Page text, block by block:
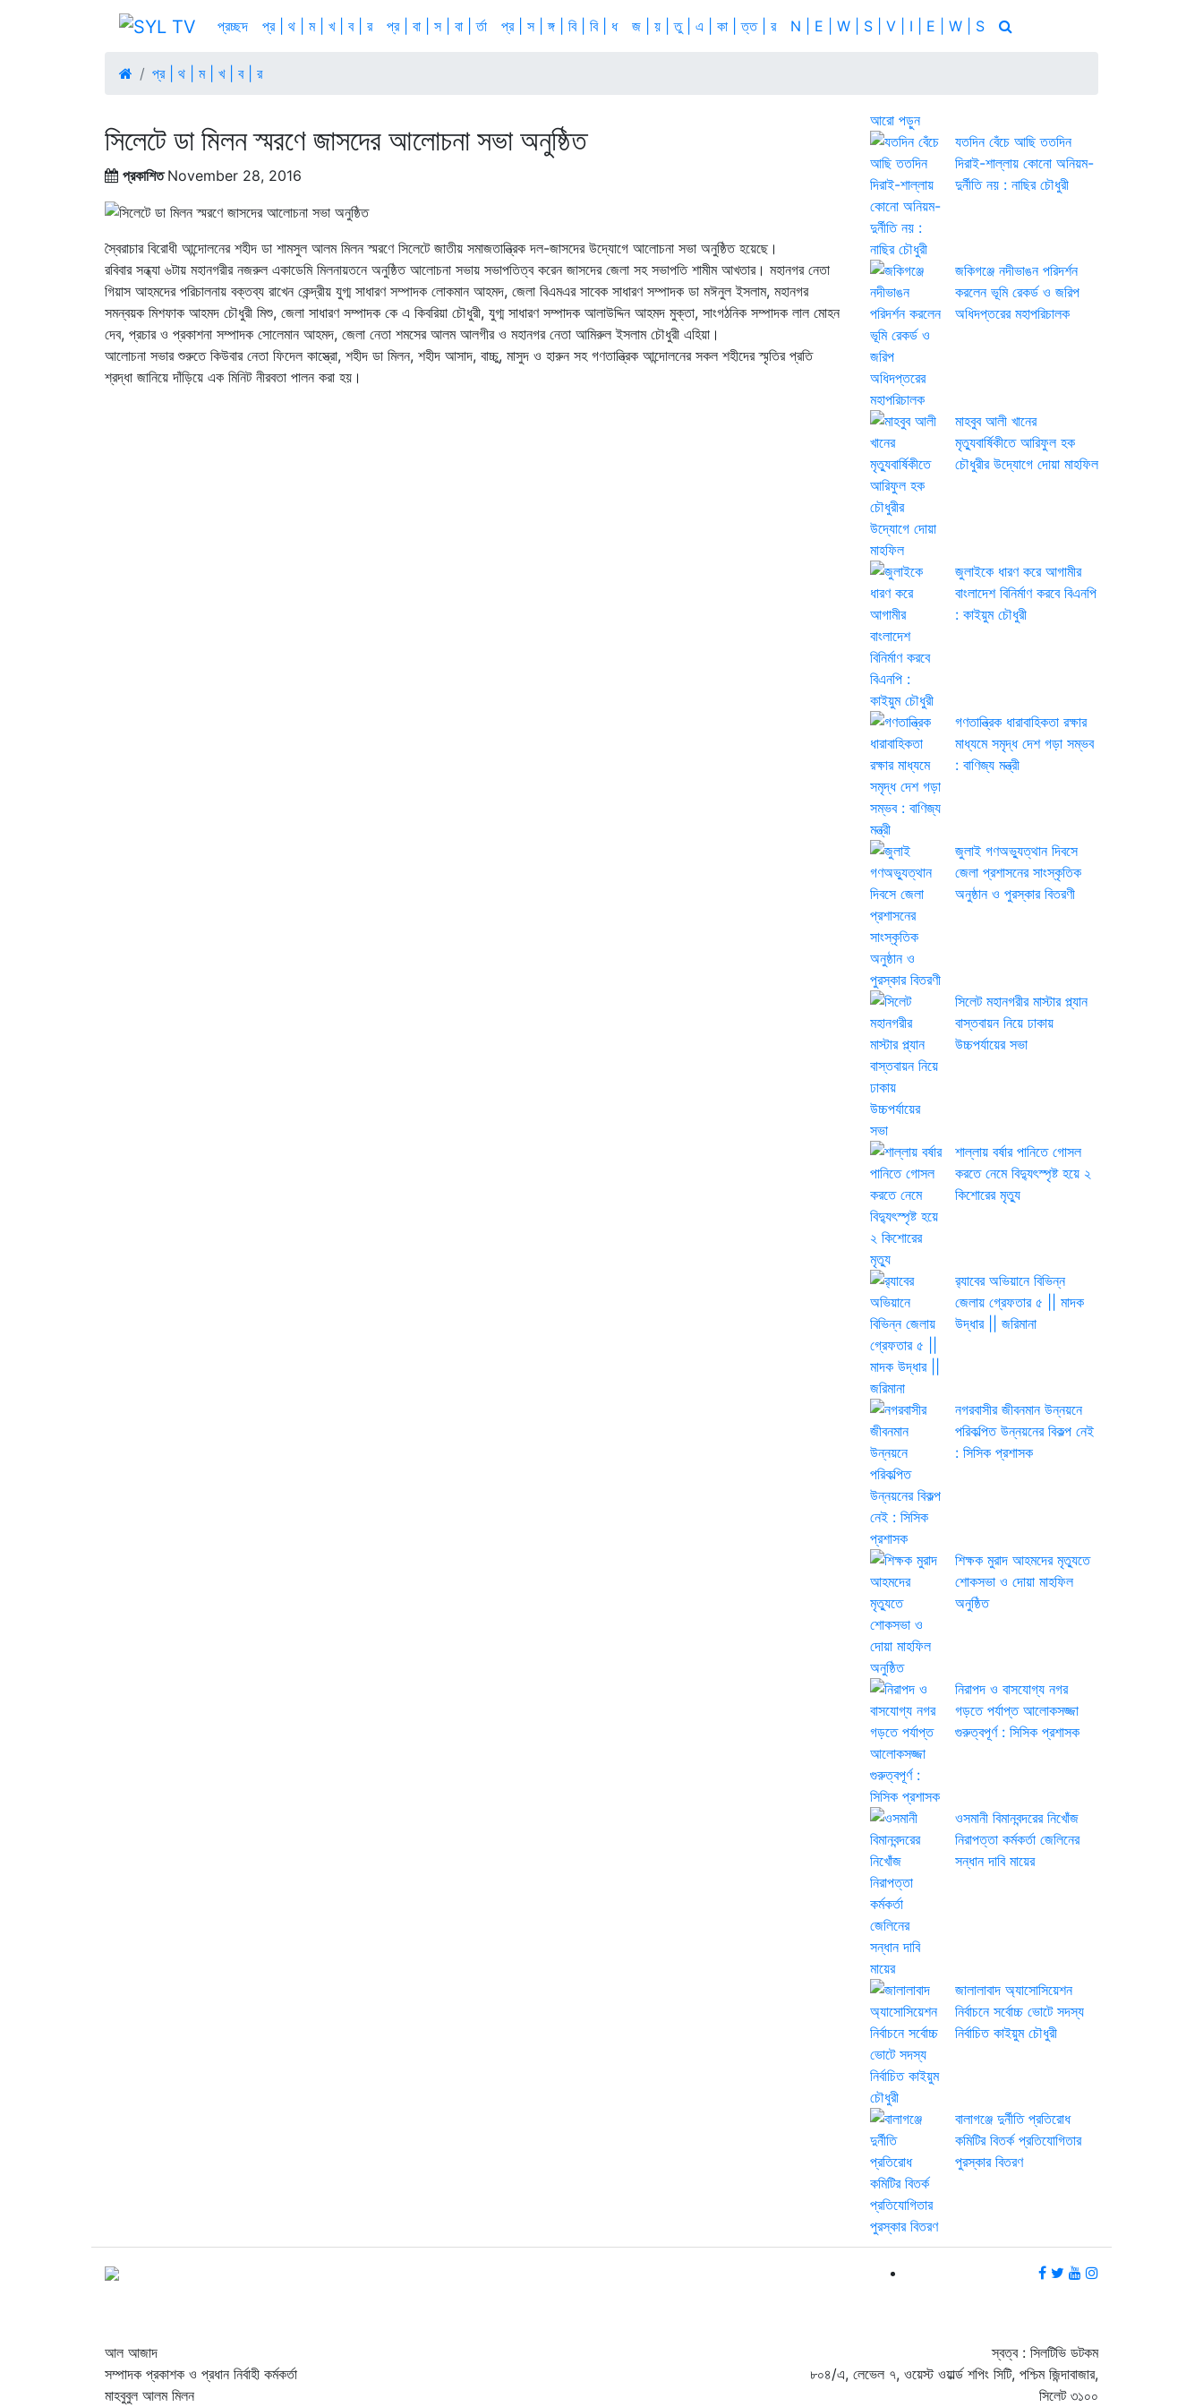
প্রচ্ছদ প্র | থ | ম | খ | ব | র প্র | বা | স | বা | র্তা প্র | স | ঙ্গ | বি | বি | ধ জ | য় | তু | এ | কা | ত্ত | র N | E | W | S | V | I | E | W | S
প্র | থ | ম | খ | ব | র
সিলেটে ডা মিলন স্মরণে জাসদের আলোচনা সভা অনুষ্ঠিত
প্রকাশিতNovember 28, 2016
স্বৈরাচার বিরোধী আন্দোলনের শহীদ ডা শামসুল আলম মিলন স্মরণে সিলেটে জাতীয় সমাজতান্ত্রিক দল-জাসদের উদ্যোগে আলোচনা সভা অনুষ্ঠিত হয়েছে।
রবিবার সন্ধ্যা ৬টায় মহানগরীর নজরুল একাডেমি মিলনায়তনে অনুষ্ঠিত আলোচনা সভায় সভাপতিত্ব করেন জাসদের জেলা সহ সভাপতি শামীম আখতার। মহানগর নেতা
গিয়াস আহমদের পরিচালনায় বক্তব্য রাখেন কেন্দ্রীয় যুগ্ম সাধারণ সম্পাদক লোকমান আহমদ, জেলা বিএমএর সাবেক সাধারণ সম্পাদক ডা মঈনুল ইসলাম, মহানগর
সমন্বয়ক মিশফাক আহমদ চৌধুরী মিশু, জেলা সাধারণ সম্পাদক কে এ কিবরিয়া চৌধুরী, যুগ্ম সাধারণ সম্পাদক আলাউদ্দিন আহমদ মুক্তা, সাংগঠনিক সম্পাদক লাল মোহন
দেব, প্রচার ও প্রকাশনা সম্পাদক সোলেমান আহমদ, জেলা নেতা শমসের আলম আলগীর ও মহানগর নেতা আমিরুল ইসলাম চৌধুরী এহিয়া।
আলোচনা সভার শুরুতে কিউবার নেতা ফিদেল কাস্ত্রো, শহীদ ডা মিলন, শহীদ আসাদ, বাচ্চু, মাসুদ ও হারুন সহ গণতান্ত্রিক আন্দোলনের সকল শহীদের স্মৃতির প্রতি
শ্রদ্ধা জানিয়ে দাঁড়িয়ে এক মিনিট নীরবতা পালন করা হয়।
আরো পড়ুন
যতদিন বেঁচে আছি ততদিন
দিরাই-শাল্লায় কোনো অনিয়ম-
দুর্নীতি নয় : নাছির চৌধুরী
জকিগঞ্জে নদীভাঙন পরিদর্শন
করলেন ভূমি রেকর্ড ও জরিপ
অধিদপ্তরের মহাপরিচালক
মাহবুব আলী খানের
মৃত্যুবার্ষিকীতে আরিফুল হক
চৌধুরীর উদ্যোগে দোয়া মাহফিল
জুলাইকে ধারণ করে আগামীর
বাংলাদেশ বিনির্মাণ করবে বিএনপি
: কাইয়ুম চৌধুরী
গণতান্ত্রিক ধারাবাহিকতা রক্ষার
মাধ্যমে সমৃদ্ধ দেশ গড়া সম্ভব
: বাণিজ্য মন্ত্রী
জুলাই গণঅভ্যুত্থান দিবসে
জেলা প্রশাসনের সাংস্কৃতিক
অনুষ্ঠান ও পুরস্কার বিতরণী
সিলেট মহানগরীর মাস্টার প্ল্যান
বাস্তবায়ন নিয়ে ঢাকায়
উচ্চপর্যায়ের সভা
শাল্লায় বর্ষার পানিতে গোসল
করতে নেমে বিদ্যুৎস্পৃষ্ট হয়ে ২
কিশোরের মৃত্যু
র‌্যাবের অভিয়ানে বিভিন্ন
জেলায় গ্রেফতার ৫ || মাদক
উদ্ধার || জরিমানা
নগরবাসীর জীবনমান উন্নয়নে
পরিকল্পিত উন্নয়নের বিকল্প নেই
: সিসিক প্রশাসক
শিক্ষক মুরাদ আহমদের মৃত্যুতে
শোকসভা ও দোয়া মাহফিল
অনুষ্ঠিত
নিরাপদ ও বাসযোগ্য নগর
গড়তে পর্যাপ্ত আলোকসজ্জা
গুরুত্বপূর্ণ : সিসিক প্রশাসক
ওসমানী বিমানবন্দরের নিখোঁজ
নিরাপত্তা কর্মকর্তা জেলিনের
সন্ধান দাবি মায়ের
জালালাবাদ অ্যাসোসিয়েশন
নির্বাচনে সর্বোচ্চ ভোটে সদস্য
নির্বাচিত কাইয়ুম চৌধুরী
বালাগঞ্জে দুর্নীতি প্রতিরোধ
কমিটির বিতর্ক প্রতিযোগিতার
পুরস্কার বিতরণ
আল আজাদ
সম্পাদক প্রকাশক ও প্রধান নির্বাহী কর্মকর্তা
মাহবুবুল আলম মিলন
স্বত্ব : সিলটিভি ডটকম
৮০৪/এ, লেভেল ৭, ওয়েস্ট ওয়ার্ল্ড শপিং সিটি, পশ্চিম জিন্দাবাজার,
সিলেট ৩১০০